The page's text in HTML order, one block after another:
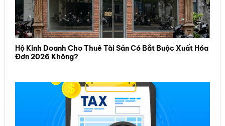
Hộ Kinh Doanh Cho Thuê Tài Sản Có Bắt Buộc Xuất Hóa
Đơn 2026 Không?